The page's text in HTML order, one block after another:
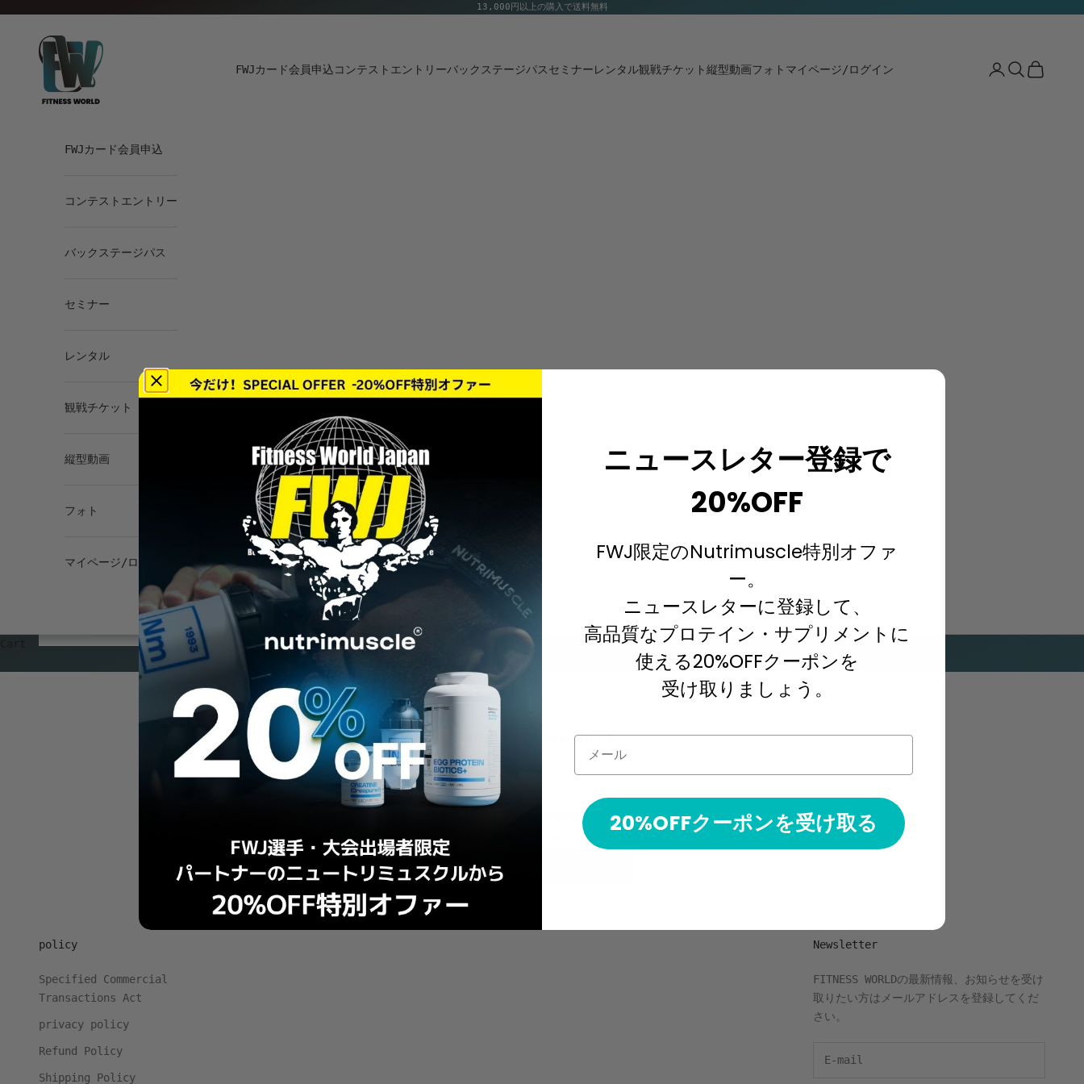
13,000円以上の購入で送料無料
Fitness World
FWJカード会員申込コンテストエントリーバックステージパス セミナーレンタル観戦チケット縦型動画フォト マイページ/ログイン Search
Cart
FWJカード会員申込
コンテストエントリー
バックステージパス
セミナー
レンタル
観戦チケット
縦型動画
フォト
マイページ/ログイン
HOME SHOP PANTS (WOMENS) Pants (Womens)
Pants (Womens)
This collection is empty
CONTINUE SHOPPING
policy
Specified Commercial
Transactions Act
privacy policy
Refund Policy
Shipping Policy
Newsletter
FITNESS WORLDの最新情報、お知らせを受け
取りたい方はメールアドレスを登録してくだ
さい。
ニュースレター登録で
20%OFF
FWJ限定のNutrimuscle特別オファ
ー。
ニュースレターに登録して、
高品質なプロテイン・サプリメントに
使える20%OFFクーポンを
受け取りましょう。
メール
20%OFFクーポンを受け取る